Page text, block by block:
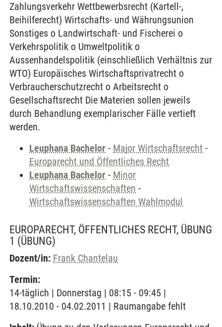
Zahlungsverkehr Wettbewerbsrecht (Kartell-,
Beihilferecht) Wirtschafts- und Währungsunion
Sonstiges o Landwirtschaft- und Fischerei o
Verkehrspolitik o Umweltpolitik o
Aussenhandelspolitik (einschließlich Verhältnis zur
WTO) Europäisches Wirtschaftsprivatrecht o
Verbraucherschutzrecht o Arbeitsrecht o
Gesellschaftsrecht Die Materien sollen jeweils
durch Behandlung exemplarischer Fälle vertieft
werden.
Leuphana Bachelor - Major Wirtschaftsrecht -
Europarecht und Öffentliches Recht
Leuphana Bachelor - Minor
Wirtschaftswissenschaften -
Wirtschaftswissenschaften Wahlmodul
EUROPARECHT, ÖFFENTLICHES RECHT, ÜBUNG
1 (ÜBUNG)
Dozent/in: Frank Chantelau
Termin:
14-täglich | Donnerstag | 08:15 - 09:45 |
18.10.2010 - 04.02.2011 | Raumangabe fehlt